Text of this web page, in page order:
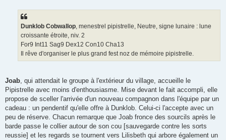
Dunklob Cobwallop, menestrel pipistrelle, Neutre, signe lunaire : lune
croissante étroite, niv. 2
For9 Int11 Sag9 Dex12 Con10 Cha13
Il rêve d'organiser le plus grand fest noz de mémoire pipistrelle.
Joab, qui attendait le groupe à l'extérieur du village, accueille le
Pipistrelle avec moins d'enthousiasme. Mise devant le fait accompli, elle
propose de sceller l'arrivée d'un nouveau compagnon dans l'équipe par un
cadeau : un pendentif qu'elle offre à Dunklob. Celui-ci l'accepte avec un
peu de réserve. Chacun remarque que Joab fronce des sourcils après le
barde passe le collier autour de son cou [sauvegarde contre les sorts
reussie] et les regards se tournent vers Lilisbeth qui arbore également un